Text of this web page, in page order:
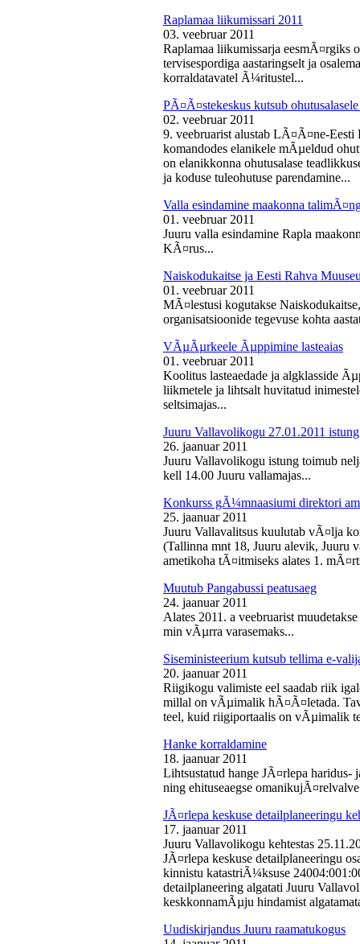
Raplamaa liikumissari 2011
03. veebruar 2011
Raplamaa liikumissarja eesmÃ¤rgiks
tervisespordiga aastaringselt ja
korraldatavatel Ã¼ritustel...
PÃ¤Ã¤stekeskus kutsub
02. veebruar 2011
9. veebruarist alustab LÃ¤Ã¤ne-
komandodes elanikele mÃµeldud
on elanikkonna ohutusalase
ja koduse tuleohutuse parendamine...
Valla esindamine maakonna
01. veebruar 2011
Juuru valla esindamine Rapla
KÃ¤rus...
Naiskodukaitse ja Eesti Rahva
01. veebruar 2011
MÃ¤lestusi kogutakse
organisatsioonide tegevuse kohta
VÃµÃµrkeele Ãµppimine lasteaias
01. veebruar 2011
Koolitus lasteaedade ja algklasside
liikmetele ja lihtsalt huvitatud
seltsimajas...
Juuru Vallavolikogu 27.01.2011 istung
26. jaanuar 2011
Juuru Vallavolikogu istung toimub
kell 14.00 Juuru vallamajas...
Konkurss gÃ¼mnaasiumi direktori
25. jaanuar 2011
Juuru Vallavalitsus kuulutab vÃ¤lja
(Tallinna mnt 18, Juuru alevik, Juuru
ametikoha tÃ¤itmiseks alates 1.
Muutub Pangabussi peatusaeg
24. jaanuar 2011
Alates 2011. a veebruarist
min vÃµrra varasemaks...
Siseministeerium kutsub tellima e-
20. jaanuar 2011
Riigikogu valimiste eel saadab riik
millal on vÃµimalik hÃ¤Ã¤letada.
teel, kuid riigiportaalis on vÃµimalik
Hanke korraldamine
18. jaanuar 2011
Lihtsustatud hange JÃ¤rlepa
ning ehituseaegse
JÃ¤rlepa keskuse detailplaneeringu
17. jaanuar 2011
Juuru Vallavolikogu kehtestas
JÃ¤rlepa keskuse detailplaneeringu
kinnistu katastriÃ¼ksuse
detailplaneering algatati Juuru
keskkonnamÃµju hindamist
Uudiskirjandus Juuru raamatukogus